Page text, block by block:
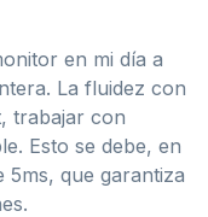
en mi día a
La fluidez con
trabajar con
Esto se debe, en
5ms, que garantiza